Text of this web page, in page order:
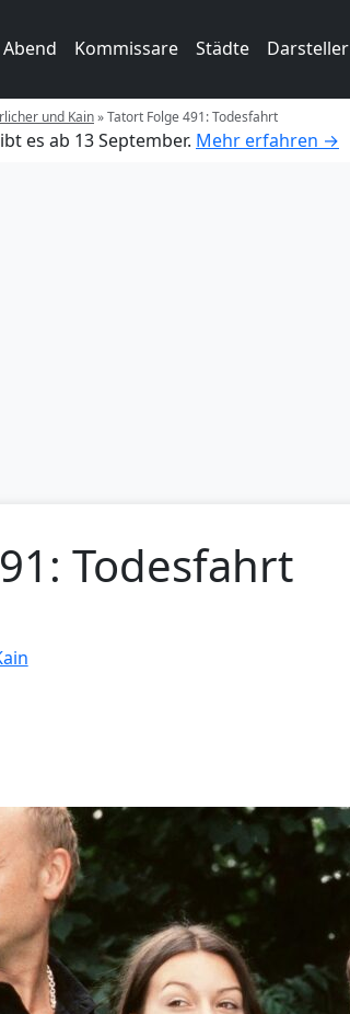
Kommissare Städte Darsteller
und Kain»Tatort Folge 491: Todesfahrt
es ab 13 September. Mehr erfahren →
Todesfahrt